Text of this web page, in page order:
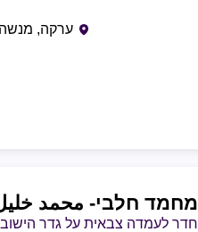
ערקה, מנשה
מחמד חלבי- محمد
חדר לעמדה צבאית על גדר הישוב